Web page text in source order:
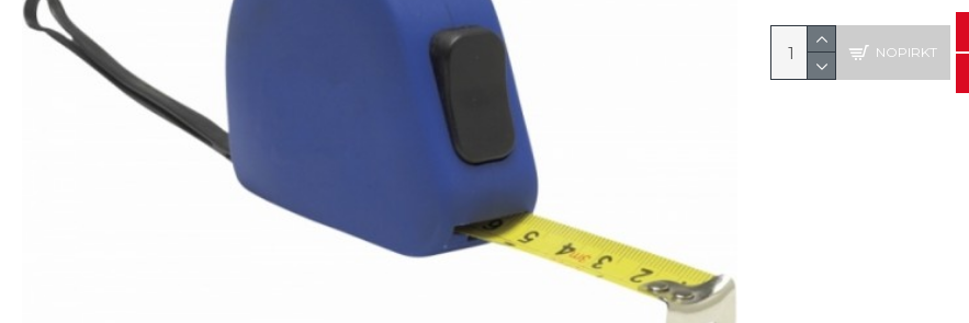
NOPIRKT